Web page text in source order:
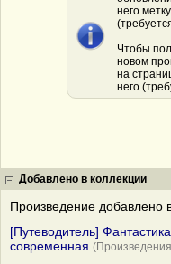
него
Чтобы
новом
на
него
Добавлено в коллекции
Произведение добавлено
[Путеводитель]
современная